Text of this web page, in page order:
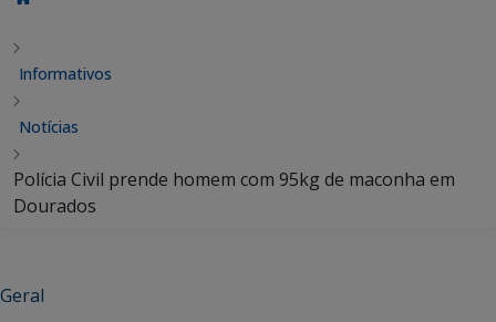
Informativos
Notícias
Polícia Civil prende homem com 95kg de maconha em
Dourados
Geral